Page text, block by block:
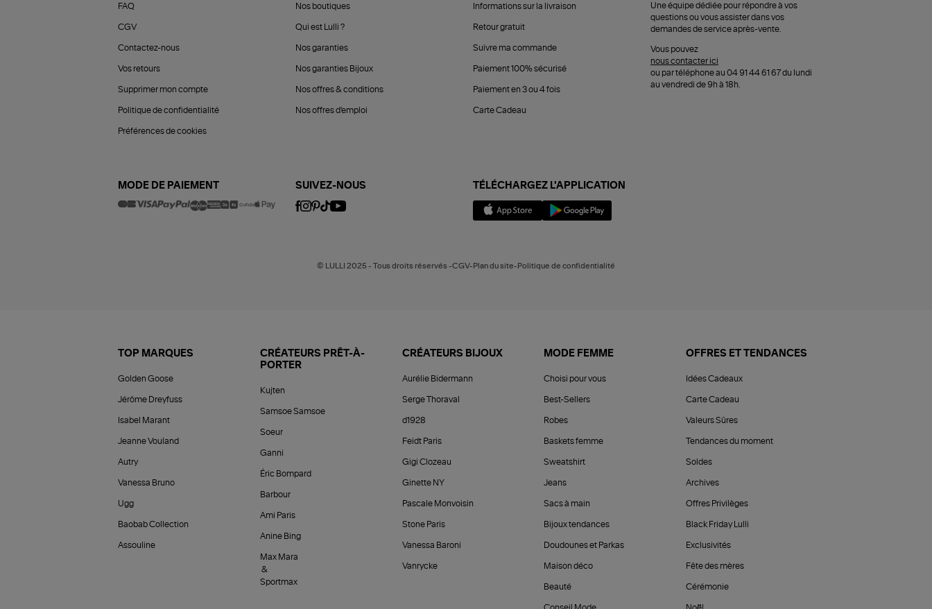
FAQ
CGV
Contactez-nous
Vos retours
Supprimer mon compte
Politique de confidentialité
Préférences de cookies
Nos boutiques
Qui est Lulli ?
Nos garanties
Nos garanties Bijoux
Nos offres & conditions
Nos offres d'emploi
Informations sur la livraison
Retour gratuit
Suivre ma commande
Paiement 100% sécurisé
Paiement en 3 ou 4 fois
Carte Cadeau
Une équipe dédiée pour répondre à vos
questions ou vous assister dans vos
demandes de service après-vente.
Vous pouvez
nous contacter ici
ou par téléphone au 04 91 44 61 67 du lundi
au vendredi de 9h à 18h.
MODE DE PAIEMENT SUIVEZ-NOUS TÉLÉCHARGEZ L'APPLICATION
© LULLI 2025 - Tous droits réservés -CGV-Plan du site-Politique de confidentialité
TOP MARQUES
Golden Goose
Jérôme Dreyfuss
Isabel Marant
Jeanne Vouland
Autry
Vanessa Bruno
Ugg
Baobab Collection
Assouline
CRÉATEURS PRÊT-À-
PORTER
Kujten
Samsoe Samsoe
Soeur
Ganni
Éric Bompard
Barbour
Ami Paris
Anine Bing
Max Mara
&
Sportmax
CRÉATEURS BIJOUX
Aurélie Bidermann
Serge Thoraval
d1928
Feidt Paris
Gigi Clozeau
Ginette NY
Pascale Monvoisin
Stone Paris
Vanessa Baroni
Vanrycke
MODE FEMME
Choisi pour vous
Best-Sellers
Robes
Baskets femme
Sweatshirt
Jeans
Sacs à main
Bijoux tendances
Doudounes et Parkas
Maison déco
Beauté
OFFRES ET TENDANCES
Idées Cadeaux
Carte Cadeau
Valeurs Sûres
Tendances du moment
Soldes
Archives
Offres Privilèges
Black Friday Lulli
Exclusivités
Fête des mères
Cérémonie